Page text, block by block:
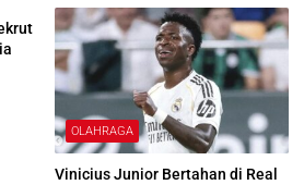
OLAHRAGA
Vinicius Junior Bertahan di Real